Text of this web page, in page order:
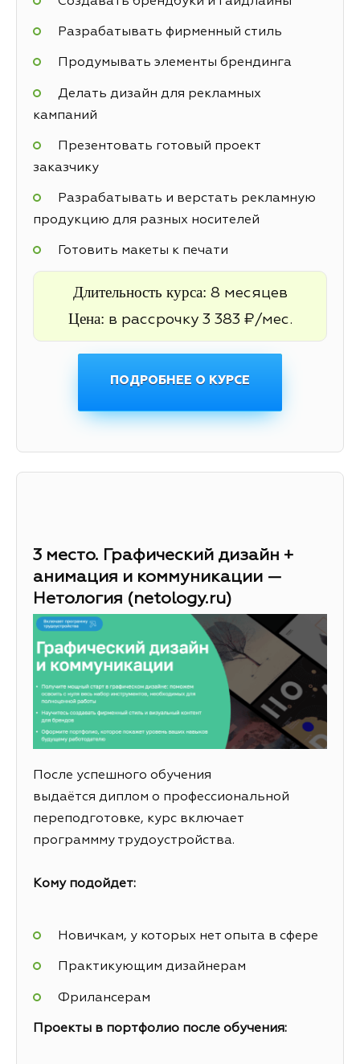
Разрабатывать фирменный стиль
Продумывать элементы брендинга
Делать дизайн для рекламных
кампаний
Презентовать готовый проект
заказчику
Разрабатывать и верстать рекламную
продукцию для разных носителей
Готовить макеты к печати
Длительность курса: 8 месяцев
Цена: в рассрочку 3 383 ₽/мес.
ПОДРОБНЕЕ О КУРСЕ
3 место. Графический дизайн +
анимация и коммуникации —
Нетология (netology.ru)
После успешного обучения
выдаётся диплом о профессиональной
переподготовке, курс включает
программму трудоустройства.
Кому подойдет:
Новичкам, у которых нет опыта в сфере
Практикующим дизайнерам
Фрилансерам
Проекты в портфолио после обучения: